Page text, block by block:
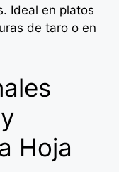
Ideal en platos
de taro o en
Hoja